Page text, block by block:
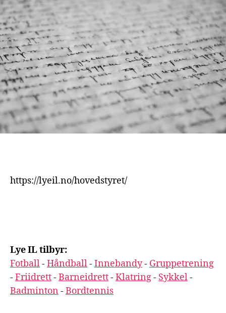
https://lyeil.no/hovedstyret/
Lye IL tilbyr:
Fotball-Håndball-Innebandy- Gruppetrening
-Friidrett-Barneidrett-Klatring- Sykkel-
Badminton -Bordtennis